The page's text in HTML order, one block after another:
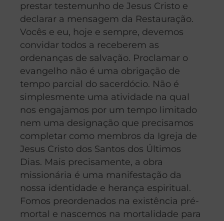
prestar testemunho de Jesus Cristo e
declarar a mensagem da Restauração.
Vocês e eu, hoje e sempre, devemos
convidar todos a receberem as
ordenanças de salvação. Proclamar o
evangelho não é uma obrigação de
tempo parcial do sacerdócio. Não é
simplesmente uma atividade na qual
nos engajamos por um tempo limitado
nem uma designação que precisamos
completar como membros da Igreja de
Jesus Cristo dos Santos dos Últimos
Dias. Mais precisamente, a obra
missionária é uma manifestação da
nossa identidade e herança espiritual.
Fomos preordenados na existência pré-
mortal e nascemos na mortalidade para